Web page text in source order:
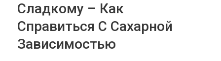
Сладкому – Как
Справиться С Сахарной
Зависимостью